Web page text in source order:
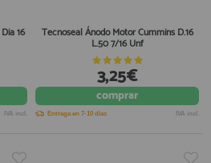
16
IVA incl.
Tecnoseal Ánodo Motor Cummins D.16
L.50 7/16 Unf
3,25€
comprar
Entrega en 7-10 días IVA incl.